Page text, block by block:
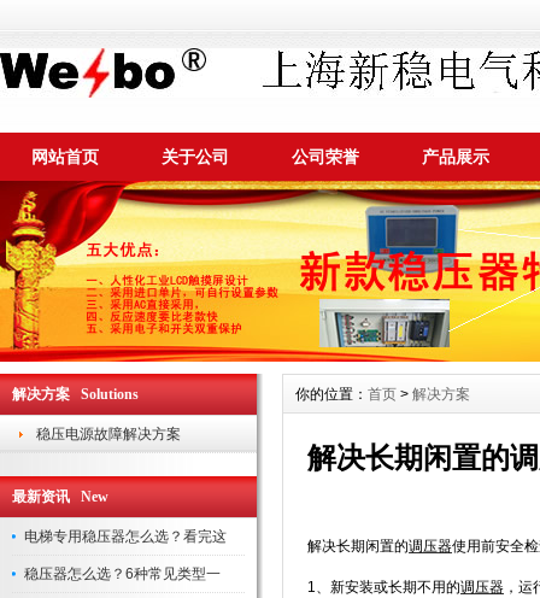
网站首页 关于公司 公司荣誉 产品展示
解决方案 Solutions
稳压电源故障解决方案
最新资讯 New
电梯专用稳压器怎么选？看完这
稳压器怎么选？6种常见类型一
你的位置： 首页 > 解决方案
解决长期闲置的
解决长期闲置的调压器使用前安全
1、新安装或长期不用的调压器 ，